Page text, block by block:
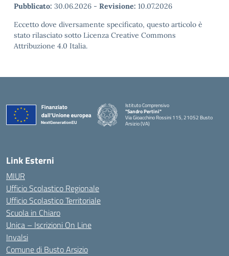
Pubblicato: 30.06.2026 - Revisione: 10.07.2026
Eccetto dove diversamente specificato, questo articolo è
stato rilasciato sotto Licenza Creative Commons
Attribuzione 4.0 Italia.
Istituto Comprensivo
"Sandro Pertini"
Via Gioacchino Rossini 115, 21052 Busto
Arsizio (VA)
Link Esterni
MIUR
Ufficio Scolastico Regionale
Ufficio Scolastico Territoriale
Scuola in Chiaro
Unica – Iscrizioni On Line
Invalsi
Comune di Busto Arsizio